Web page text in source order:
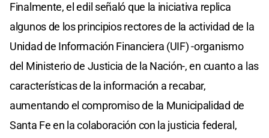
Finalmente, el edil señaló que la iniciativa replica
algunos de los principios rectores de la actividad de la
Unidad de Información Financiera (UIF) -organismo
del Ministerio de Justicia de la Nación-, en cuanto a las
características de la información a recabar,
aumentando el compromiso de la Municipalidad de
Santa Fe en la colaboración con la justicia federal,